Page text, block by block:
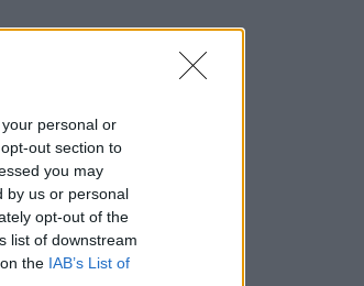
personal or
out section to
you may
by us or personal
opt-out of the
list of downstream
the IAB’s List of